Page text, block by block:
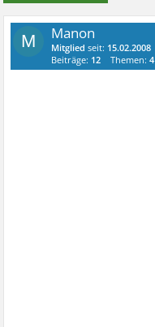
M Manon
Mitglied seit: 15.02.2008
Beiträge: 12 Themen:4